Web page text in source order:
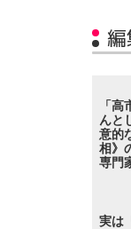
「
んと
意的
相》
専門
実は